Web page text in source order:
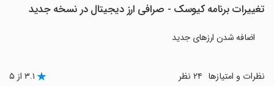
تغییرات برنامه کیوسک - صرافی ارز دیجیتال در نسخه جدید
اضافه شدن ارزهای جدید
نظرات و امتیازها ۳.۱ از ۵